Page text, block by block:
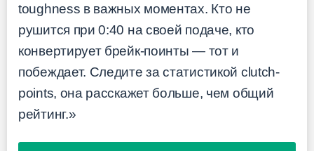
toughness в важных моментах. Кто не
рушится при 0:40 на своей подаче, кто
конвертирует брейк-поинты — тот и
побеждает. Следите за статистикой clutch-
points, она расскажет больше, чем общий
рейтинг.»